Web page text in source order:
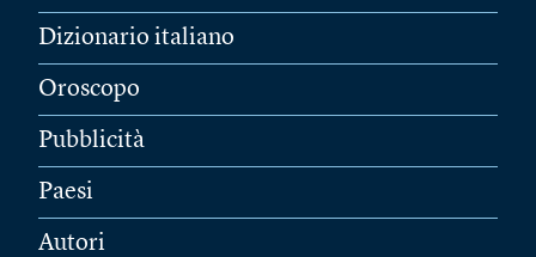
Dizionario italiano
Oroscopo
Pubblicità
Paesi
Autori